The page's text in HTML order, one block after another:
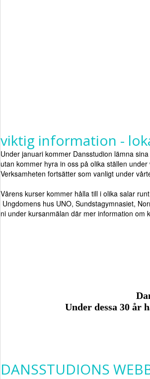
viktig information -
Under januari kommer Dansstudion lämna
utan kommer hyra in oss på olika ställen
Verksamheten fortsätter som vanligt under
Vårens kurser kommer hålla till i olika salar
Ungdomens hus UNO, Sundstagymnasiet,
ni under kursanmälan där mer information om
Under dessa 30 år
DANSSTUDIONS